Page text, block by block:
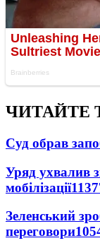
ЧИТАЙТЕ
Суд обрав
Уряд ухвалив
мобілізації
Зеленський
переговори